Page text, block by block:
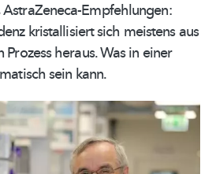
AstraZeneca-Empfehlungen:
kristallisiertsich meistens aus
Prozess heraus. Was in einer
sein kann.